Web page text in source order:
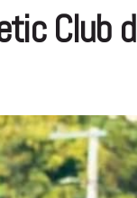
Club